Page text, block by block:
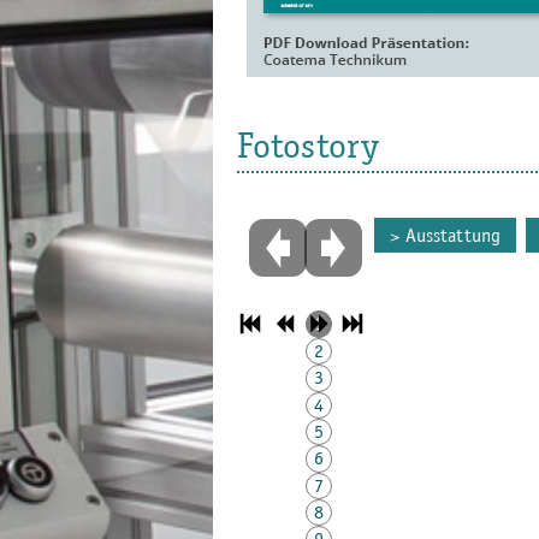
Fotostory
1
2
3
4
5
6
7
8
Ausstattung